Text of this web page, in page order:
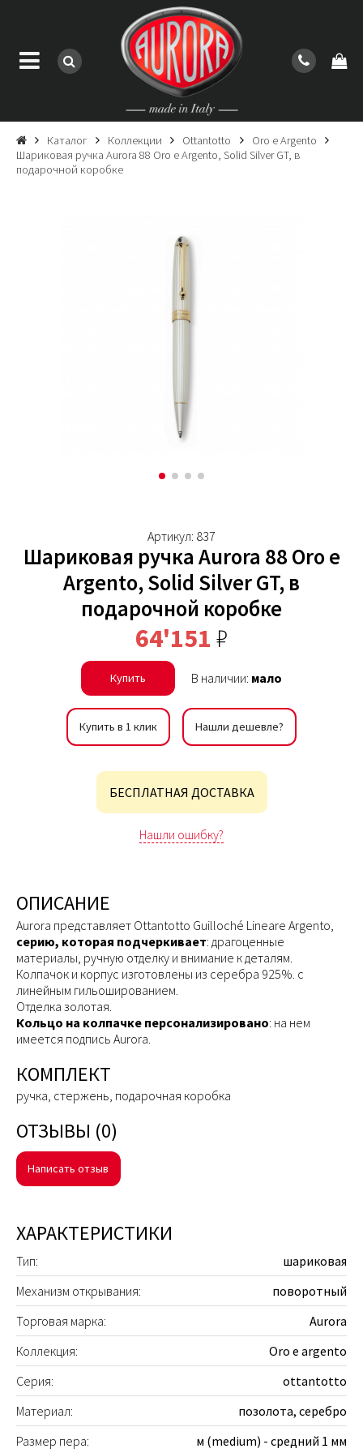
Каталог Коллекции Ottantotto
Oro e Argento
Шариковая ручка Aurora 88 Oro e Argento, Solid Silver GT, в
подарочной коробке
Артикул: 837
Шариковая ручка Aurora 88 Oro e
Argento, Solid Silver GT, в
подарочной коробке
64'151 ₽
Купить В наличии: мало
Купить в 1 клик Нашли дешевле?
БЕСПЛАТНАЯ ДОСТАВКА
Нашли ошибку?
ОПИСАНИЕ
Aurora представляет Ottantotto Guilloché Lineare Argento,
серию, которая подчеркивает: драгоценные
материалы, ручную отделку и внимание к деталям.
Колпачок и корпус изготовлены из серебра 925%. с
линейным гильошированием.
Отделка золотая.
Кольцо на колпачке персонализировано: на нем
имеется подпись Aurora.
КОМПЛЕКТ
ручка, стержень, подарочная коробка
ОТЗЫВЫ (0)
Написать отзыв
ХАРАКТЕРИСТИКИ
Тип:
шариковая
Механизм открывания:
поворотный
Торговая марка:
Aurora
Коллекция:
Oro e argento
Серия:
ottantotto
Материал:
позолота, серебро
Размер пера:
м (medium) - средний 1 мм